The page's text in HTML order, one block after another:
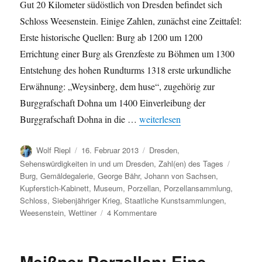
Gut 20 Kilometer südöstlich von Dresden befindet sich
Schloss Weesenstein. Einige Zahlen, zunächst eine Zeittafel:
Erste historische Quellen: Burg ab 1200 um 1200
Errichtung einer Burg als Grenzfeste zu Böhmen um 1300
Entstehung des hohen Rundturms 1318 erste urkundliche
Erwähnung: „Weysinberg, dem huse“, zugehörig zur
Burggrafschaft Dohna um 1400 Einverleibung der
Burggrafschaft Dohna in die …„Schloss Weesenstein in Zahlen“
weiterlesen
Autor
Wolf Riepl
Veröffentlicht
am
16. Februar 2013 Kategorien
Dresden,
Sehenswürdigkeiten in und um Dresden,Zahl(en) des Tages
Burg,Gemäldegalerie,George Bähr,Johann von Sachsen,
Kupferstich-Kabinett, Museum, Porzellan, Porzellansammlung,
Schloss,Siebenjähriger Krieg,Staatliche Kunstsammlungen,
Weesenstein,Wettiner 4 Kommentarezu